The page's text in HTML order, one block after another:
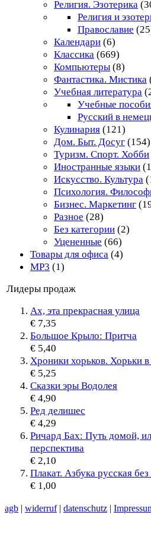
Религия. Эзотерика
Религия и
Православие
Календари (6)
Классика (669)
Компьютеры (8)
Фантастика. Мистика
Учебная литература
Учебные
Русский в
Кулинария (121)
Дом. Быт. Досуг (154)
Туризм. Спорт. Хобби
Иностранные языки
Искусство. Культура
Психология.
Бизнес. Маркетинг
Разное (28)
Без категории (2)
Уцененные (66)
Товары для офиса (4)
MP3 (1)
Лидеры продаж
Ах, эта прекрасная улица
€ 7,35
Большое Крыло: Притча
€ 5,40
Хроники хорьков. Хорьки в
€ 5,25
Сказки эры Водолея
€ 4,90
Ред делишес
€ 4,29
Ричард Бах: Путь домой,
перспектива
€ 2,10
Плакат. Азбука русская
€ 1,00
agb | widerruf| datenschutz |